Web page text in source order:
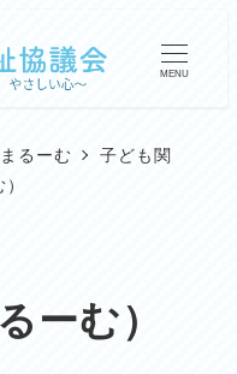
MENU
るーむ
子ども関
ーむ）